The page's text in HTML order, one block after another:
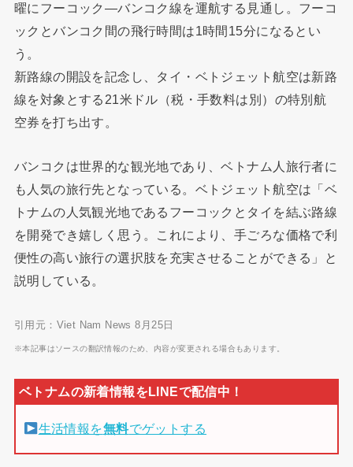
曜にフーコック―バンコク線を運航する見通し。フーコ
ックとバンコク間の飛行時間は1時間15分になるとい
う。
新路線の開設を記念し、タイ・ベトジェット航空は新路
線を対象とする21米ドル（税・手数料は別）の特別航
空券を打ち出す。
バンコクは世界的な観光地であり、ベトナム人旅行者に
も人気の旅行先となっている。ベトジェット航空は「ベ
トナムの人気観光地であるフーコックとタイを結ぶ路線
を開発でき嬉しく思う。これにより、手ごろな価格で利
便性の高い旅行の選択肢を充実させることができる」と
説明している。
引用元：Viet Nam News 8月25日
※本記事はソースの翻訳情報のため、内容が変更される場合もあります。
生活情報を無料でゲットする